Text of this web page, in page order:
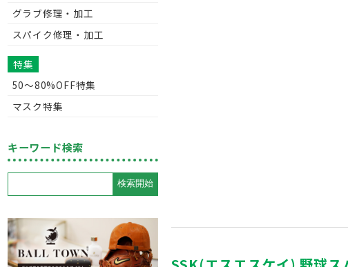
グラブ修理・加工
スパイク修理・加工
特集
50〜80%OFF特集
マスク特集
キーワード検索